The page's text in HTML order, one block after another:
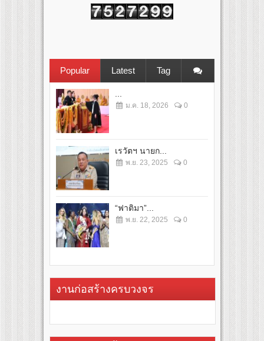
Popular Latest Tag
ม.ค. 18, 2026 0
เรวัตฯ นายก...
พ.ย. 23, 2025 0
“ฟาติมา”...
พ.ย. 22, 2025 0
งานก่อสร้างครบวงจร